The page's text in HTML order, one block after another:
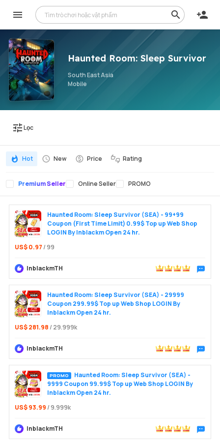
Haunted Room: Sleep Survivor
South East Asia
Mobile
Lọc
Hot New Price Rating
Premium Seller Online Seller PROMO
Haunted Room: Sleep Survivor (SEA) - 99+99
Coupon (First Time Limit) 0.99$ Top up Web Shop
LOGIN By Inblackm Open 24 hr.
US$ 0.97 / 99
InblackmTH
Trò
Haunted Room: Sleep Survivor (SEA) - 29999
Coupon 299.99$ Top up Web Shop LOGIN By
Inblackm Open 24 hr.
US$ 281.98 / 29.999k
InblackmTH
Trò
PROMO
Haunted Room: Sleep Survivor (SEA) -
9999 Coupon 99.99$ Top up Web Shop LOGIN By
Inblackm Open 24 hr.
US$ 93.99 / 9.999k
InblackmTH
Trò